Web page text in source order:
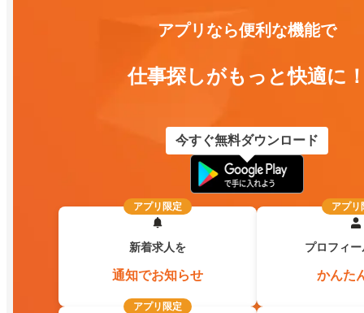
アプリなら便利な機能で
仕事探しがもっと快適に
今すぐ無料ダウンロード
アプリ限定
新着求人を
通知でお知らせ
アプリ
プロフィ
かんた
アプリ限定